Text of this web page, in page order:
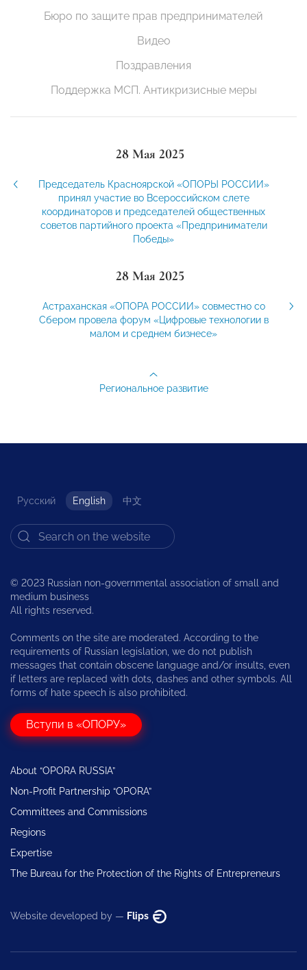
Бюро по защите прав предпринимателей
Видео
Поздравления
Поддержка МСП. Антикризисные меры
28 Мая 2025
Председатель Красноярской «ОПОРЫ РОССИИ»
принял участие во Всероссийском слете
координаторов и председателей общественных
советов партийного проекта «Предприниматели
Победы»
28 Мая 2025
Астраханская «ОПОРА РОССИИ» совместно со
Сбером провела форум «Цифровые технологии в
малом и среднем бизнесе»
Региональное развитие
Русский English 中文
© 2023 Russian non-governmental association of small and
medium business
All rights reserved.
Comments on the site are moderated. According to the
requirements of Russian legislation, we do not publish
messages that contain obscene language and/or insults, even
if letters are replaced with dots, dashes and other symbols. All
forms of hate speech is also prohibited.
Вступи в «ОПОРУ»
About “OPORA RUSSIA”
Non-Profit Partnership “OPORA”
Committees and Commissions
Regions
Expertise
The Bureau for the Protection of the Rights of Entrepreneurs
Website developed by — Flips